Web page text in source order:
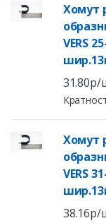
Хомут
VERS
31.80р/
Хомут
VERS
38.16р/